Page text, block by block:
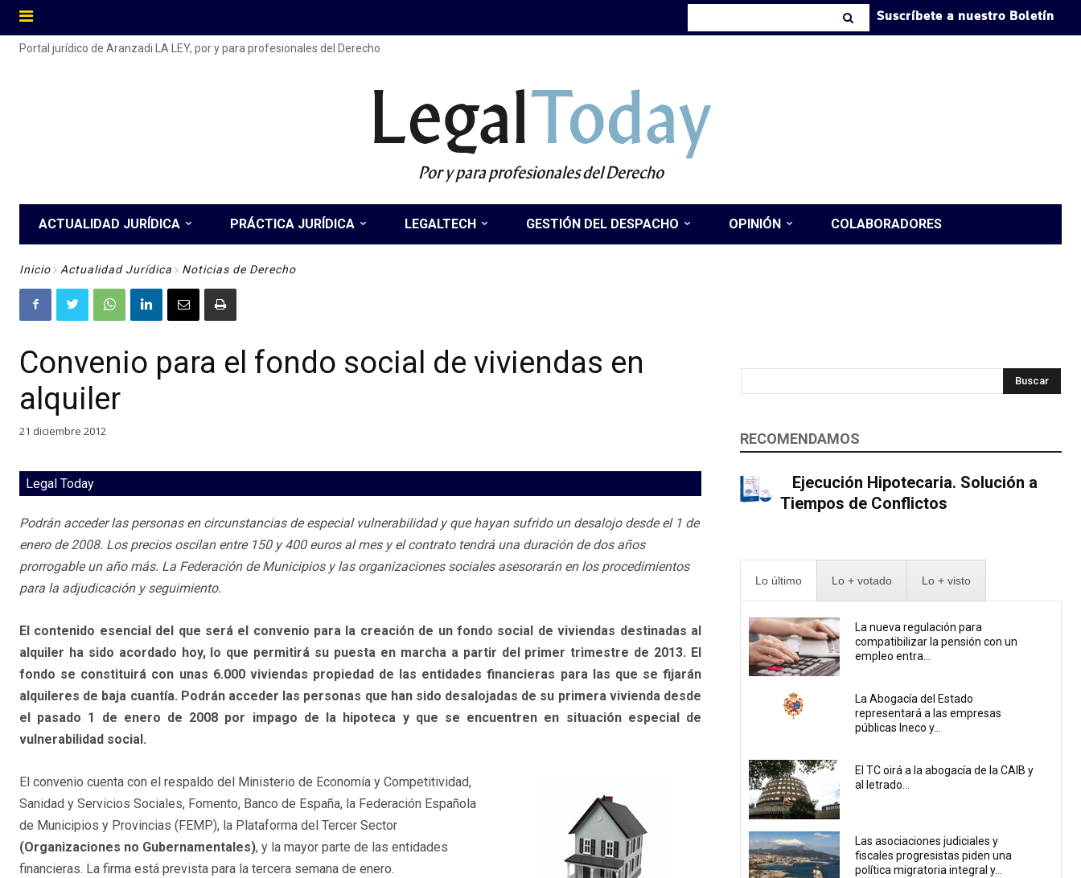
Suscríbete a nuestro Boletín
Portal jurídico de Aranzadi LA LEY, por y para profesionales del Derecho
LegalToday
Por y para profesionales del Derecho
ACTUALIDAD JURÍDICA PRÁCTICA JURÍDICA LEGALTECH GESTIÓN DEL DESPACHO OPINIÓN COLABORADORES
Inicio Actualidad Jurídica Noticias de Derecho
Convenio para el fondo social de viviendas en
alquiler
21 diciembre 2012
Legal Today
Podrán acceder las personas en circunstancias de especial vulnerabilidad y que hayan sufrido un desalojo desde el 1 de
enero de 2008. Los precios oscilan entre 150 y 400 euros al mes y el contrato tendrá una duración de dos años
prorrogable un año más. La Federación de Municipios y las organizaciones sociales asesorarán en los procedimientos
para la adjudicación y seguimiento.
El contenido esencial del que será el convenio para la creación de un fondo social de viviendas destinadas al
alquiler ha sido acordado hoy, lo que permitirá su puesta en marcha a partir del primer trimestre de 2013. El
fondo se constituirá con unas 6.000 viviendas propiedad de las entidades financieras para las que se fijarán
alquileres de baja cuantía. Podrán acceder las personas que han sido desalojadas de su primera vivienda desde
el pasado 1 de enero de 2008 por impago de la hipoteca y que se encuentren en situación especial de
vulnerabilidad social.
El convenio cuenta con el respaldo del Ministerio de Economía y Competitividad,
Sanidad y Servicios Sociales, Fomento, Banco de España, la Federación Española
de Municipios y Provincias (FEMP), la Plataforma del Tercer Sector
(Organizaciones no Gubernamentales), y la mayor parte de las entidades
financieras. La firma está prevista para la tercera semana de enero.
Buscar
RECOMENDAMOS
Ejecución Hipotecaria. Solución a
Tiempos de Conflictos
Lo último Lo + votado Lo + visto
La nueva regulación para
compatibilizar la pensión con un
empleo entra...
La Abogacía del Estado
representará a las empresas
públicas Ineco y...
El TC oirá a la abogacía de la CAIB y
al letrado...
Las asociaciones judiciales y
fiscales progresistas piden una
política migratoria integral y...